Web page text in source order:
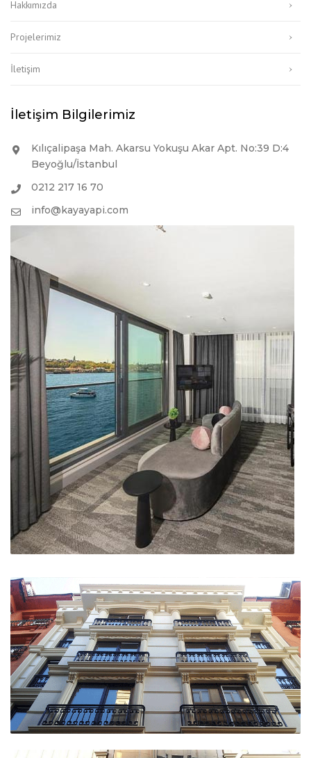
Hakkımızda
Projelerimiz
İletişim
İletişim Bilgilerimiz
Kılıçalipaşa Mah. Akarsu Yokuşu Akar Apt. No:39 D:4
Beyoğlu/İstanbul
0212 217 16 70
info@kayayapi.com